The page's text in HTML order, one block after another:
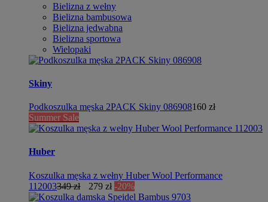
Bielizna z wełny
Bielizna bambusowa
Bielizna jedwabna
Bielizna sportowa
Wielopaki
Skiny
Podkoszulka męska 2PACK Skiny 086908160 zł
Summer Sale
Huber
Koszulka męska z wełny Huber Wool Performance
112003349 zł 279 zł -20%